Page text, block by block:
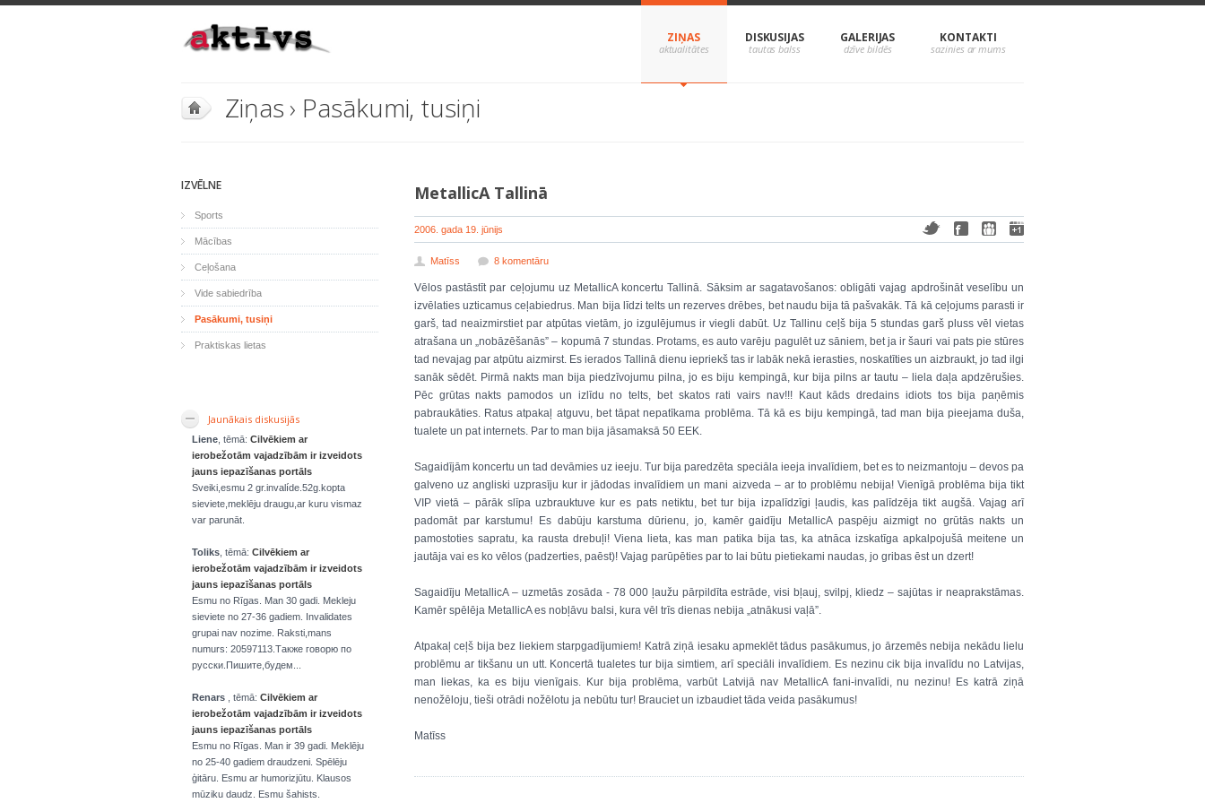
ZIŅAS DISKUSIJAS GALERIJAS KONTAKTI
Ziņas› Pasākumi, tusiņi
MetallicA Tallinā
2006. gada 19. jūnijs
Matīss 8 komentāru
Vēlos pastāstīt par ceļojumu uz MetallicA koncertu Tallinā. Sāksim ar sagatavošanos: obligāti vajag apdrošināt veselību un
izvēlaties uzticamus ceļabiedrus. Man bija līdzi telts un rezerves drēbes, bet naudu bija tā pašvakāk. Tā kā ceļojums parasti ir
garš, tad neaizmirstiet par atpūtas vietām, jo izgulējumus ir viegli dabūt. Uz Tallinu ceļš bija 5 stundas garš pluss vēl vietas
atrašana un „nobāzēšanās” – kopumā 7 stundas. Protams, es auto varēju pagulēt uz sāniem, bet ja ir šauri vai pats pie stūres
tad nevajag par atpūtu aizmirst. Es ierados Tallinā dienu iepriekš tas ir labāk nekā ierasties, noskatīties un aizbraukt, jo tad ilgi
sanāk sēdēt. Pirmā nakts man bija piedzīvojumu pilna, jo es biju kempingā, kur bija pilns ar tautu – liela daļa apdzērušies.
Pēc grūtas nakts pamodos un izlīdu no telts, bet skatos rati vairs nav!!! Kaut kāds dredains idiots tos bija paņēmis
pabraukāties. Ratus atpakaļ atguvu, bet tāpat nepatīkama problēma. Tā kā es biju kempingā, tad man bija pieejama duša,
tualete un pat internets. Par to man bija jāsamaksā 50 EEK.
Sagaidījām koncertu un tad devāmies uz ieeju. Tur bija paredzēta speciāla ieeja invalīdiem, bet es to neizmantoju – devos pa
galveno uz angliski uzprasīju kur ir jādodas invalīdiem un mani aizveda – ar to problēmu nebija! Vienīgā problēma bija tikt
VIP vietā – pārāk slīpa uzbrauktuve kur es pats netiktu, bet tur bija izpalīdzīgi ļaudis, kas palīdzēja tikt augšā. Vajag arī
padomāt par karstumu! Es dabūju karstuma dūrienu, jo, kamēr gaidīju MetallicA paspēju aizmigt no grūtās nakts un
pamostoties sapratu, ka rausta drebuļi! Viena lieta, kas man patika bija tas, ka atnāca izskatīga apkalpojušā meitene un
jautāja vai es ko vēlos (padzerties, paēst)! Vajag parūpēties par to lai būtu pietiekami naudas, jo gribas ēst un dzert!
Sagaidīju MetallicA – uzmetās zosāda - 78 000 ļaužu pārpildīta estrāde, visi bļauj, svilpj, kliedz – sajūtas ir neaprakstāmas.
Kamēr spēlēja MetallicA es nobļāvu balsi, kura vēl trīs dienas nebija „atnākusi vaļā”.
Atpakaļ ceļš bija bez liekiem starpgadījumiem! Katrā ziņā iesaku apmeklēt tādus pasākumus, jo ārzemēs nebija nekādu lielu
problēmu ar tikšanu un utt. Koncertā tualetes tur bija simtiem, arī speciāli invalīdiem. Es nezinu cik bija invalīdu no Latvijas,
man liekas, ka es biju vienīgais. Kur bija problēma, varbūt Latvijā nav MetallicA fani-invalīdi, nu nezinu! Es katrā ziņā
nenožēloju, tieši otrādi nožēlotu ja nebūtu tur! Brauciet un izbaudiet tāda veida pasākumus!
Matīss
IZVĒLNE
Sports
Mācības
Ceļošana
Vide sabiedrība
Pasākumi, tusiņi
Praktiskas lietas
Jaunākais diskusijās
Liene , tēmā: Cilvēkiem ar
ierobežotām vajadzībām ir izveidots
jauns iepazīšanas portāls
Sveiki,esmu 2 gr.invalíde.52g.kopta
sieviete,meklēju draugu,ar kuru vismaz
var parunāt.
Toliks , tēmā: Cilvēkiem ar
ierobežotām vajadzībām ir izveidots
jauns iepazīšanas portāls
Esmu no Rīgas. Man 30 gadi. Mekleju
sieviete no 27-36 gadiem. Invalidates
grupai nav nozime. Raksti,mans
numurs: 20597113.Также говорю по
русски.Пишите,будем...
Renars , tēmā: Cilvēkiem ar
ierobežotām vajadzībām ir izveidots
jauns iepazīšanas portāls
Esmu no Rīgas. Man ir 39 gadi. Meklēju
no 25-40 gadiem draudzeni. Spēlēju
ģitāru. Esmu ar humorizjūtu. Klausos
mūziku daudz. Esmu šahists.